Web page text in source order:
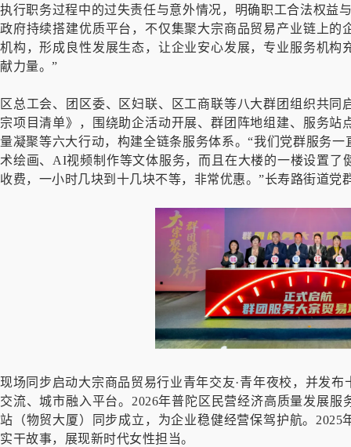
执行职务过程中的过失责任与意外情况，明确职工合法权益
政府持续搭建优质平台，不仅集聚大宗商品贸易产业链上
机构，形成良性发展生态，让企业安心发展，专业服务机
献力量。”
区总工会、团区委、区妇联、区工商联等八大群团组织共
宗项目清单》，围绕助企活动开展、群团阵地组建、服务
量凝聚等六大行动，构建全链条服务体系。“我们党群服务
术绘画、AI视频制作等文体服务，而且在大楼的一楼设置了
收费，一小时几块到十几块不等，非常优惠。”长寿路街道党
现场同步启动大宗商品贸易行业青年交友·青年夜校，并发
交流、城市融入平台。2026年普陀区民营经济高质量发展
站（物贸大厦）同步成立，为企业稳健经营保驾护航。
实干故事，展现新时代女性担当。